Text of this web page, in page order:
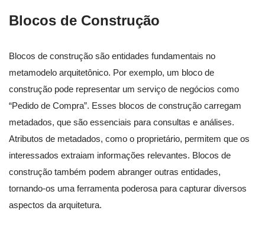
Blocos de Construção
Blocos de construção são entidades fundamentais no
metamodelo arquitetônico. Por exemplo, um bloco de
construção pode representar um serviço de negócios como
“Pedido de Compra”. Esses blocos de construção carregam
metadados, que são essenciais para consultas e análises.
Atributos de metadados, como o proprietário, permitem que os
interessados extraiam informações relevantes. Blocos de
construção também podem abranger outras entidades,
tornando-os uma ferramenta poderosa para capturar diversos
aspectos da arquitetura.